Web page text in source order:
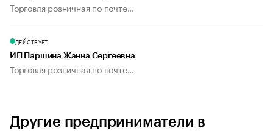
Торговля розничная по почте...
ДЕЙСТВУЕТ
ИП Паршина Жанна Сергеевна
Торговля розничная по почте...
Другие предприниматели в